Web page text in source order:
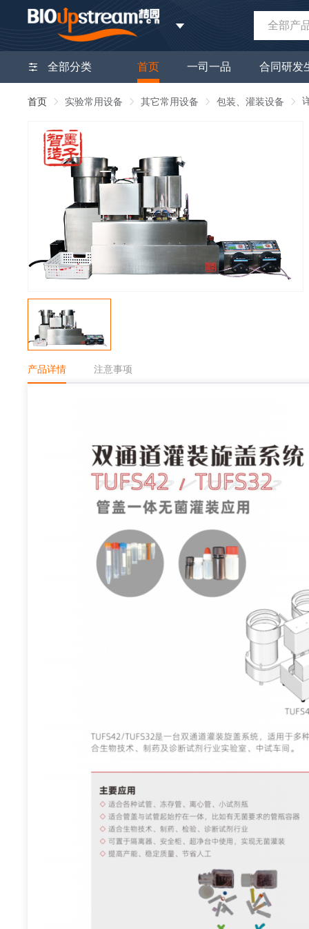
全部产
全部分类 首页 一司一品 合同研发
首页 实验常用设备 其它常用设备 包装、灌装设备
产品详情 注意事项